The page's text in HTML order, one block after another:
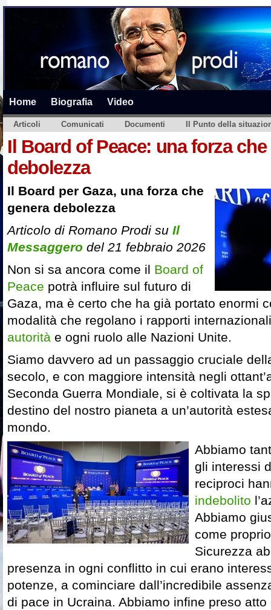
Home Biografia Video
Articoli Comunicati Documenti Il Punto della
Il Board of Peace: una forza
debolezza
Il Board per Gaza, una forza che
genera debolezza
Articolo di Romano Prodi su Il
Messaggero del 21 febbraio 2026
Non si sa ancora come il Board of
Peace potrà influire sul futuro di
Gaza, ma è certo che ha già portato enormi
modalità che regolano i rapporti
autorità e ogni ruolo alle Nazioni Unite.
Siamo davvero ad un passaggio cruciale
secolo, e con maggiore intensità negli
Seconda Guerra Mondiale, si è coltivata la
destino del nostro pianeta a un’autorità
mondo.
Abbiamo
gli interessi
reciproci
indebolito
Abbiamo
come
Sicurezza
presenza in ogni conflitto in cui erano
potenze, a cominciare dall’incredibile
di pace in Ucraina. Abbiamo infine preso